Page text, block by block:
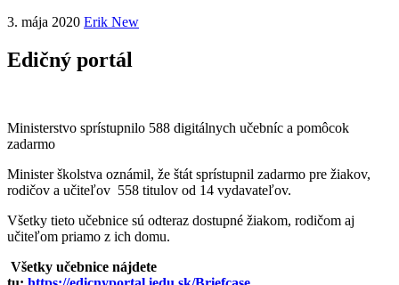
3. mája 2020 Erik New
Edičný portál
Ministerstvo sprístupnilo 588 digitálnych učebníc a pomôcok
zadarmo
Minister školstva oznámil, že štát sprístupnil zadarmo pre žiakov,
rodičov a učiteľov 558 titulov od 14 vydavateľov.
Všetky tieto učebnice sú odteraz dostupné žiakom, rodičom aj
učiteľom priamo z ich domu.
Všetky učebnice nájdete